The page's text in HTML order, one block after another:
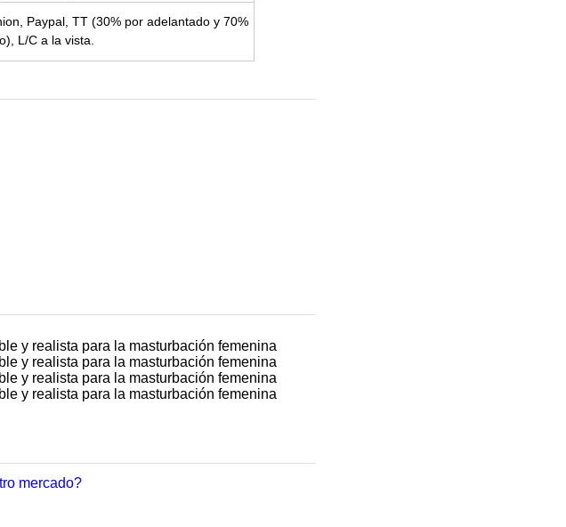
Paypal, TT (30% por adelantado y 70%
L/C a la vista.
mercado?